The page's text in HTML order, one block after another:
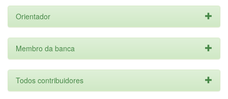
Orientador
Membro da banca
Todos contribuidores